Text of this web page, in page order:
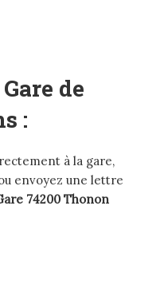
de
:
à la gare,
envoyez une lettre
74200 Thonon